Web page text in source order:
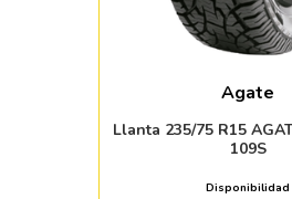
Agate
Llanta 235/75 R15
109S
Disponibilidad